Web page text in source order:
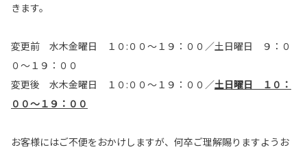
きます。
変更前 水木金曜日 １０:００～１９：００／土日曜日 ９：０
０～１９：００
変更後 水木金曜日 １０:００～１９：００／土日曜日 １０：
００～１９：００
お客様にはご不便をおかけしますが、何卒ご理解賜りますようお